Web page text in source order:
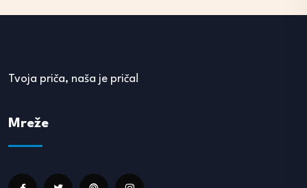
Tvoja priča, naša je priča!
Mreže